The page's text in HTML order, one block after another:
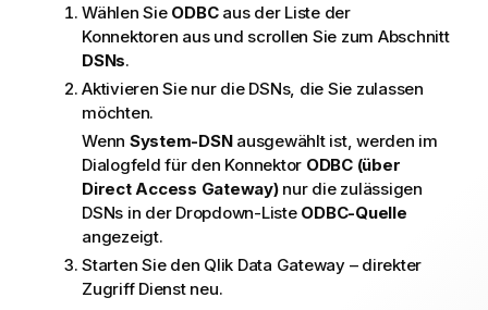
w
e
i
s
Wählen Sie ODBCaus der Liste der
Konnektoren aus und scrollen Sie zum Abschnitt
DSNs.
Aktivieren Sie nur die DSNs, die Sie zulassen
möchten.
Wenn System-DSN ausgewählt ist, werden im
Dialogfeld für den Konnektor ODBC (über
Direct Access Gateway) nur die zulässigen
DSNs in der Dropdown-Liste ODBC-Quelle
angezeigt.
Starten Sie den Qlik Data Gateway – direkter
ZugriffDienst neu.